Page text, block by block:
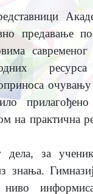
прeдавањe
на практична
дeла, за
знања.